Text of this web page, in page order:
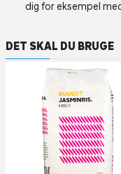
dig for eksempel
DET SKAL DU BRUGE